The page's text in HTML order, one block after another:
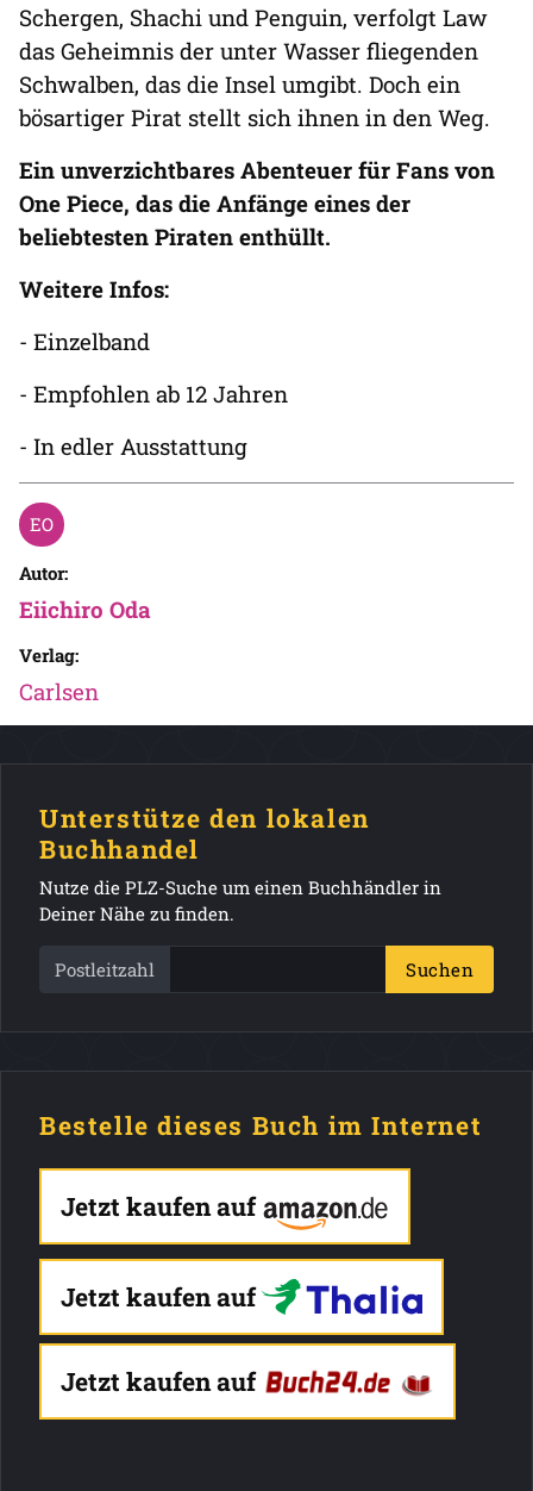
Schergen, Shachi und Penguin, verfolgt Law
das Geheimnis der unter Wasser fliegenden
Schwalben, das die Insel umgibt. Doch ein
bösartiger Pirat stellt sich ihnen in den Weg.
Ein unverzichtbares Abenteuer für Fans von
One Piece, das die Anfänge eines der
beliebtesten Piraten enthüllt.
Weitere Infos:
- Einzelband
- Empfohlen ab 12 Jahren
- In edler Ausstattung
Autor:
Eiichiro Oda
Verlag:
Carlsen
Unterstütze den lokalen
Buchhandel
Nutze die PLZ-Suche um einen Buchhändler in
Deiner Nähe zu finden.
Postleitzahl Suchen
Bestelle dieses Buch im Internet
Jetzt kaufen auf
Jetzt kaufen auf
Jetzt kaufen auf